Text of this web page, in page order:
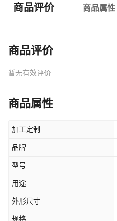
商品评价 商品属性
商品评价
暂无有效评价
商品属性
加工定制
品牌
型号
用途
外形尺寸
规格